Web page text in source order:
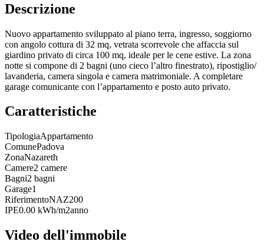
Descrizione
Nuovo appartamento sviluppato al piano terra, ingresso, soggiorno
con angolo cottura di 32 mq, vetrata scorrevole che affaccia sul
giardino privato di circa 100 mq, ideale per le cene estive. La zona
notte si compone di 2 bagni (uno cieco l’altro finestrato), ripostiglio/
lavanderia, camera singola e camera matrimoniale. A completare
garage comunicante con l’appartamento e posto auto privato.
Caratteristiche
TipologiaAppartamento
ComunePadova
ZonaNazareth
Camere2 camere
Bagni2 bagni
Garage1
RiferimentoNAZ200
IPE0.00 kWh/m2anno
Video dell'immobile